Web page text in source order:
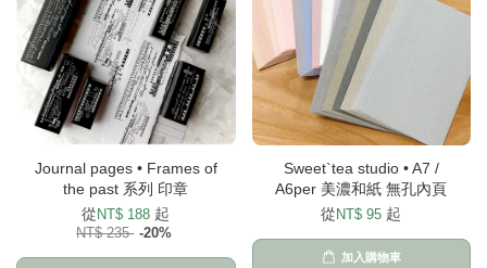
Journal pages • Frames of
the past 系列 印章
從 NT$ 188 起
NT$ 235 -20%
Sweet`tea studio • A7 /
A6per 美濃和紙 無孔內頁
從 NT$ 95 起
加入購物車